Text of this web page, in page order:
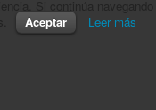
Aceptar Leer más